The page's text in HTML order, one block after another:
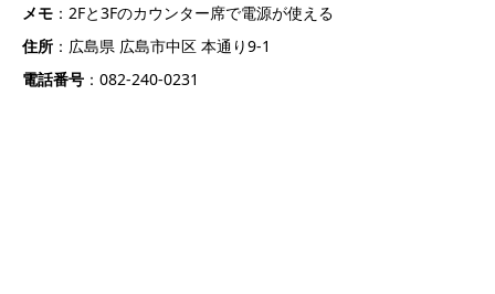
メモ ：2Fと3Fのカウンター席で電源が使える
住所 ：広島県 広島市中区 本通り9-1
電話番号 ：082-240-0231